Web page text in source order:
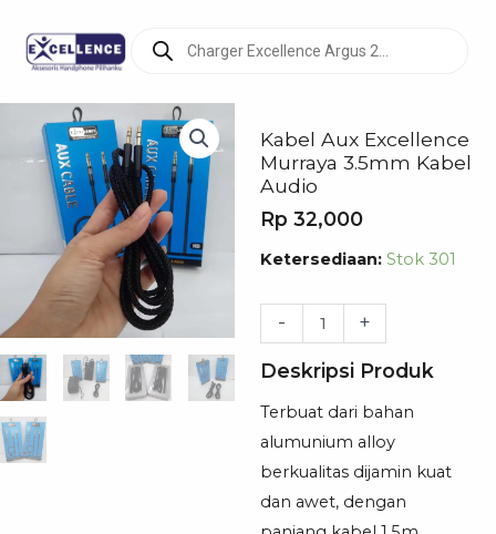
search
Kabel Aux Excellence
Murraya 3.5mm Kabel
Audio
Rp 32,000
Ketersediaan: Stok 301
-
Kuantitas
Aux
Excellence
Murraya
3.5mm
Kabel
Audio
+
Deskripsi Produk
Terbuat dari bahan
alumunium alloy
berkualitas dijamin kuat
dan awet, dengan